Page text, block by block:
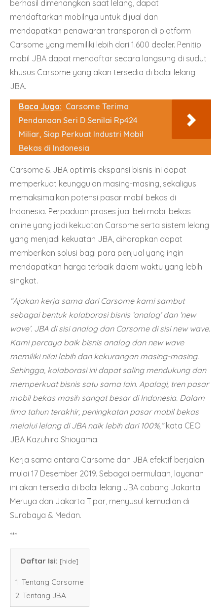
berhasil dimenangkan saat lelang, dapat
mendaftarkan mobilnya untuk dijual dan
mendapatkan penawaran transparan di platform
Carsome yang memiliki lebih dari 1.600 dealer. Penitip
mobil JBA dapat mendaftar secara langsung di sudut
khusus Carsome yang akan tersedia di balai lelang
JBA.
Baca Juga: Carsome Terima
Pendanaan Seri D Senilai Rp424
Miliar, Siap Perkuat Industri Mobil
Bekas di Indonesia
Carsome & JBA optimis ekspansi bisnis ini dapat
memperkuat keunggulan masing-masing, sekaligus
memaksimalkan potensi pasar mobil bekas di
Indonesia. Perpaduan proses jual beli mobil bekas
online yang jadi kekuatan Carsome serta sistem lelang
yang menjadi kekuatan JBA, diharapkan dapat
memberikan solusi bagi para penjual yang ingin
mendapatkan harga terbaik dalam waktu yang lebih
singkat.
“Ajakan kerja sama dari Carsome kami sambut
sebagai bentuk kolaborasi bisnis ‘analog’ dan ‘new
wave’. JBA di sisi analog dan Carsome di sisi new wave.
Kami percaya baik bisnis analog dan new wave
memiliki nilai lebih dan kekurangan masing-masing.
Sehingga, kolaborasi ini dapat saling mendukung dan
memperkuat bisnis satu sama lain. Apalagi, tren pasar
mobil bekas masih sangat besar di Indonesia. Dalam
lima tahun terakhir, peningkatan pasar mobil bekas
melalui lelang di JBA naik lebih dari 100%,”kata CEO
JBA Kazuhiro Shioyama.
Kerja sama antara Carsome dan JBA efektif berjalan
mulai 17 Desember 2019. Sebagai permulaan, layanan
ini akan tersedia di balai lelang JBA cabang Jakarta
Meruya dan Jakarta Tipar, menyusul kemudian di
Surabaya & Medan.
***
Daftar Isi: [hide]
1. Tentang Carsome
2. Tentang JBA